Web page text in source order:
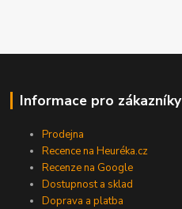
Informace pro zákazníky
Prodejna
Recence na Heuréka.cz
Recenze na Google
Dostupnost a sklad
Doprava a platba